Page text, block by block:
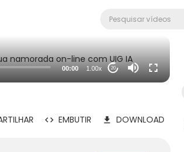
namorada on-line com UIG IA
00:00 1.00x 20
EMBUTIR DOWNLOAD